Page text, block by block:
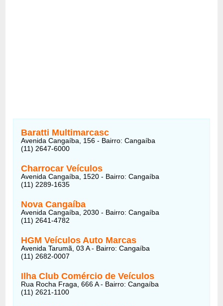
Baratti Multimarcasc
Avenida Cangaíba, 156 - Bairro: Cangaíba
(11) 2647-6000
Charrocar Veículos
Avenida Cangaíba, 1520 - Bairro: Cangaíba
(11) 2289-1635
Nova Cangaíba
Avenida Cangaíba, 2030 - Bairro: Cangaíba
(11) 2641-4782
HGM Veículos Auto Marcas
Avenida Tarumã, 03 A - Bairro: Cangaíba
(11) 2682-0007
Ilha Club Comércio de Veículos
Rua Rocha Fraga, 666 A - Bairro: Cangaíba
(11) 2621-1100